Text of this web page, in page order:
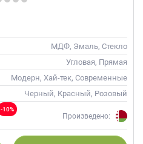
МДФ, Эмаль, Стекло
Угловая, Прямая
Модерн, Хай-тек, Современные
Черный, Красный, Розовый
-10%
Произведено: